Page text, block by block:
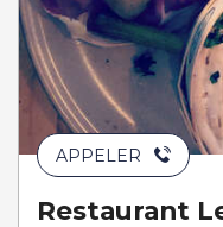
APPELER
Restaurant